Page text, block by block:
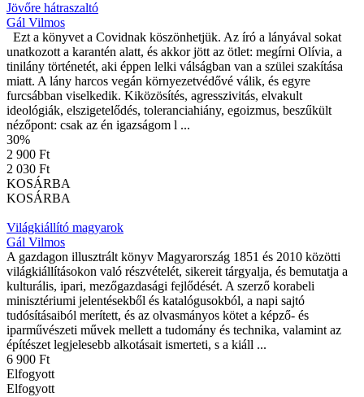
Jövőre hátraszaltó
Gál Vilmos
Ezt a könyvet a Covidnak köszönhetjük. Az író a lányával sokat
unatkozott a karantén alatt, és akkor jött az ötlet: megírni Olívia, a
tinilány történetét, aki éppen lelki válságban van a szülei szakítása
miatt. A lány harcos vegán környezetvédővé válik, és egyre
furcsábban viselkedik. Kiközösítés, agresszivitás, elvakult
ideológiák, elszigetelődés, toleranciahiány, egoizmus, beszűkült
nézőpont: csak az én igazságom l ...
30%
2 900 Ft
2 030 Ft
KOSÁRBA
KOSÁRBA
Világkiállító magyarok
Gál Vilmos
A gazdagon illusztrált könyv Magyarország 1851 és 2010 közötti
világkiállításokon való részvételét, sikereit tárgyalja, és bemutatja a
kulturális, ipari, mezőgazdasági fejlődését. A szerző korabeli
minisztériumi jelentésekből és katalógusokból, a napi sajtó
tudósításaiból merített, és az olvasmányos kötet a képző- és
iparművészeti művek mellett a tudomány és technika, valamint az
építészet legjelesebb alkotásait ismerteti, s a kiáll ...
6 900 Ft
Elfogyott
Elfogyott